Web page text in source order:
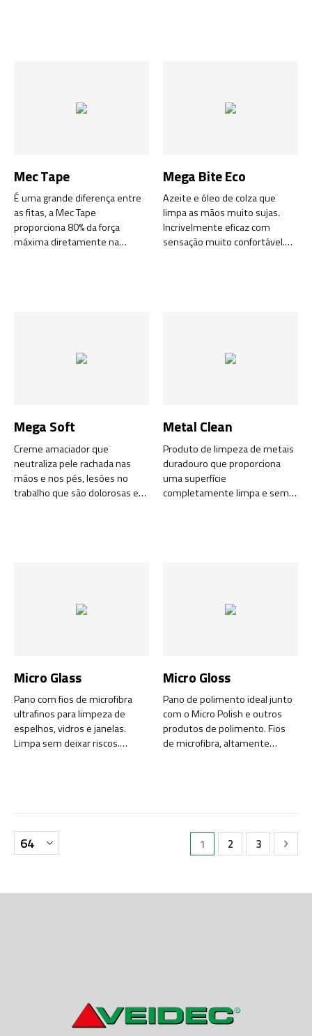
Mec Tape
É uma grande diferença entre
as fitas, a Mec Tape
proporciona 80% da força
máxima diretamente na
Mega Bite Eco
Azeite e óleo de colza que
limpa as mãos muito sujas.
Incrivelmente eficaz com
sensação muito confortável.
Mega Soft
Creme amaciador que
neutraliza pele rachada nas
mãos e nos pés, lesões no
trabalho que são dolorosas e
Metal Clean
Produto de limpeza de metais
duradouro que proporciona
uma superfície
completamente limpa e sem
Micro Glass
Pano com fios de microfibra
ultrafinos para limpeza de
espelhos, vidros e janelas.
Limpa sem deixar riscos.
Micro Gloss
Pano de polimento ideal junto
com o Micro Polish e outros
produtos de polimento. Fios
de microfibra, altamente
Página
Está de momento a ler
1 Página
2 Página
3